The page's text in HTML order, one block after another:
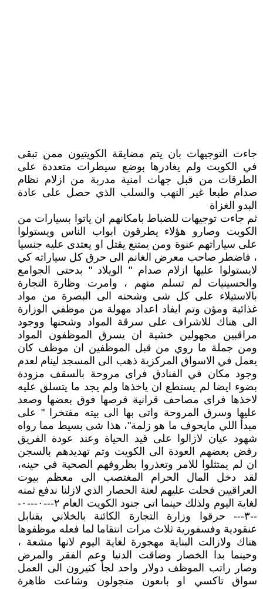
جاءت التوجيهات بان يتم مضايقة الكويتيون ممن تبقى
في الكويت ولم يغادرها بوضع سيطرات متعددة على
الطرقات من قبل جهات امنية مدربة من ازلام نظام
صدام طبعا غير النهب والسلب الذي حصل على عادة
البدو الغزاة
ثم جاءت توجيهات للضباط بامكانهم ان ياتوا بسيارات من
الكويت وصارو هؤلاء يطرقون ابواب الناس ويستولوا
على سياراتهم عنوة ومن يمتنع يقتل او يعتدى عليه جنسيا
، فاضطر صاحب معرض الغانم الى حرق كل سياراته كي
لايستولوا عليها ازلام صدام " الويلاد " بدحتى الجوامع
والحسينيات لم تسلم منهم ، وامرت وظارة التجارة
بالاستيلاء على كل شى وشحنه الى البصرة من مواد
غذائية ومؤن وتم ايفاد اعداد مهولة من موظفي الوزارة
الى هناك للاشراف على سرقة المواد وشحنها ووجود
مراقبين مجهولين خشية ان يسرق الموظفون المواد
ومن جملة ما روي من قبل الموظفين ان موظف كان
يعمل في الاسواق المركزية ذهب الى المسجد لينام لعدم
وجود مكان في الفنادق فراى مروحة بالسقف مزودة
بضوء ايضا لم يستطع ان ياخذها ولم يجد ما يتسلق عليه
لاخذها فراى مصاحف قرانية فرصها فوق بعضها وصعد
عليها وسرق المروحة واتى بها الى بيته مفتخرا " على
مبدأ اللي مايحوف ما هو زلمة"، هذا شى بسيط مما رواه
شهود عيان لازالوا على قيد الحياة وعند عودة الفريق
رفض بعضهم العودة الى الكويت وتم تهديدهم بالسجن
ان لم يمتثلوا للامر وتعذروا بظروفهم الصحية في حينه،
لقد دخل المال الحرام المغتصب الى معظم بيوت
العراقيين فحلت عليهم لعنة الحصار الذي لازلنا ندفع ثمنه
لغاية اليوم ولذلك حينما اتى جنود الكويت العام ٢---٠---٠-
--٣--- حرقوا وزارة التجارة الكائنة بالخلاني بقنابل
عنقودية وفسفورية ثلاث مرات انتقاما لما فعله موظفوها
هناك ولازالت البناية مهجورة لغاية اليوم لانها مشعة ،
وحينما بدا الخصار وضاقت الدنيا وعم الفقر والمرض
وصار راتب الموظف دولار واحد لجأ كثيرون الى العمل
سواق تاكسي او باىعون متجولون وشاعت ظاهرة